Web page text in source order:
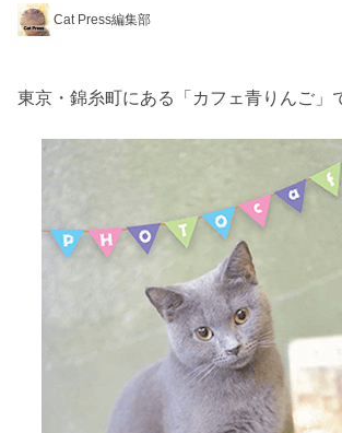
Cat Press編集部
東京・錦糸町にある「カフェ青りんご